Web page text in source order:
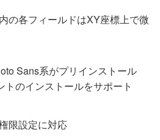
の各フィールドはXY座標上で微
Sans系がプリインストール
トのインストールをサポート
限設定に対応